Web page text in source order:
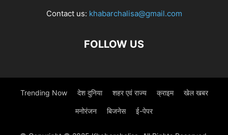
Contact us: khabarchalisa@gmail.com
FOLLOW US
Trending Now देश दुनिया शहर एवं राज्य क्राइम खेल खबर
मनोरंजन बिजनेस ई-पेपर